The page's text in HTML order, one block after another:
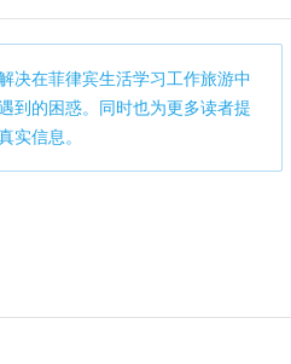
决在菲律宾生活学习工作旅游中
到的困惑。同时也为更多读者提
实信息。